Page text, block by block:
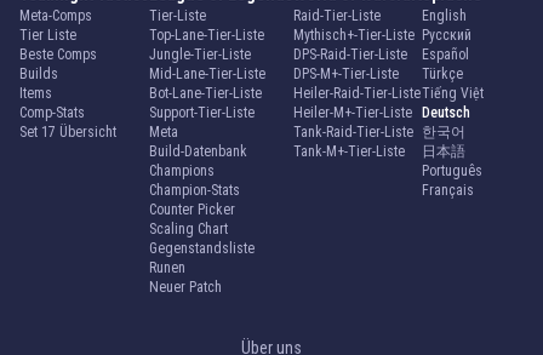
Meta-Comps
Tier Liste
Beste Comps
Builds
Items
Comp-Stats
Set 17 Übersicht
Tier-Liste
Top-Lane-Tier-Liste
Jungle-Tier-Liste
Mid-Lane-Tier-Liste
Bot-Lane-Tier-Liste
Support-Tier-Liste
Meta
Build-Datenbank
Champions
Champion-Stats
Counter Picker
Scaling Chart
Gegenstandsliste
Runen
Neuer Patch
Raid-Tier-Liste
Mythisch+-Tier-Liste
DPS-Raid-Tier-Liste
DPS-M+-Tier-Liste
Heiler-Raid-Tier-Liste
Heiler-M+-Tier-Liste
Tank-Raid-Tier-Liste
Tank-M+-Tier-Liste
English
Русский
Español
Türkçe
Tiếng Việt
Deutsch
한국어
日本語
Português
Français
Über uns